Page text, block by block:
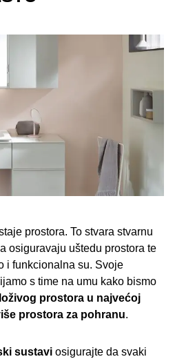
prostora. To stvara stvarnu
osiguravaju uštedu prostora te
i funkcionalna su. Svoje
s time na umu kako bismo
prostora u najvećoj
prostora za pohranu.
sustavi osigurajte da svaki